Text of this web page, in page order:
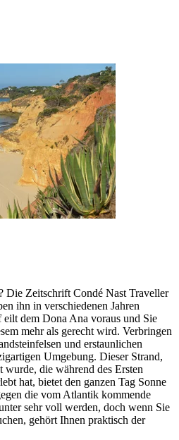
Die Zeitschrift Condé Nast Traveller
ihn in verschiedenen Jahren
eilt dem Dona Ana voraus und Sie
mehr als gerecht wird. Verbringen
und erstaunlichen
Umgebung. Dieser Strand,
wurde, die während des Ersten
hat, bietet den ganzen Tag Sonne
die vom Atlantik kommende
sehr voll werden, doch wenn Sie
gehört Ihnen praktisch der